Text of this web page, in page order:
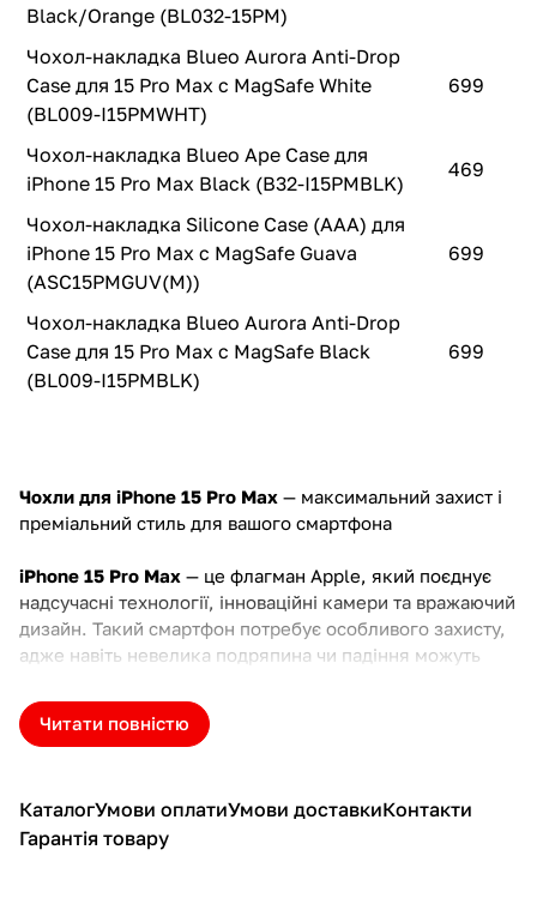
Black/Orange (BL032-15PM)
Чохол-накладка Blueo Aurora Anti-Drop
Case для 15 Pro Max с MagSafe White
(BL009-I15PMWHT)
699
Чохол-накладка Blueo Ape Case для
iPhone 15 Pro Max Black (B32-I15PMBLK)
469
Чохол-накладка Silicone Case (AAA) для
iPhone 15 Pro Max с MagSafe Guava
(ASC15PMGUV(M))
699
Чохол-накладка Blueo Aurora Anti-Drop
Case для 15 Pro Max с MagSafe Black
(BL009-I15PMBLK)
699
Чохли для iPhone 15 Pro Max — максимальний захист і
преміальний стиль для вашого смартфона
iPhone 15 Pro Max — це флагман Apple, який поєднує
надсучасні технології, інноваційні камери та вражаючий
дизайн. Такий смартфон потребує особливого захисту,
адже навіть невелика подряпина чи падіння можуть
чохол— це інвестиція у збереження вашого пристрою
на довгі роки.
вибір чохлів для iPhone 15 Pro Max з доставкою у Київ,
Харків та по всій Україні. Тут ви знайдете моделі для
Читати повністю
КаталогУмови оплатиУмови доставкиКонтакти
Гарантія товару